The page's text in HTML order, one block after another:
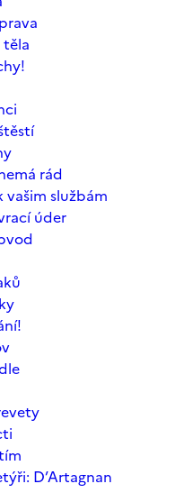
těla
rád
vašim službám
úder
D’Artagnan